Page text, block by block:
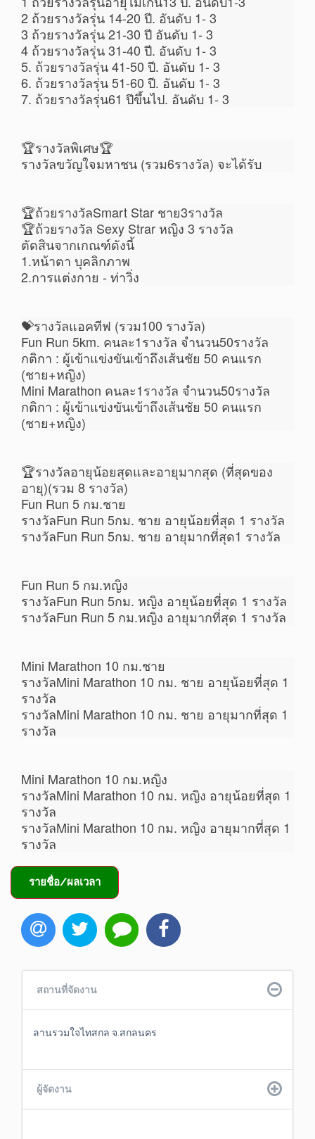
2 ถ้วยรางวัลรุ่น 14-20 ปี. อันดับ 1- 3
3 ถ้วยรางวัลรุ่น 21-30 ปี อันดับ 1- 3
4 ถ้วยรางวัลรุ่น 31-40 ปี. อันดับ 1- 3
5. ถ้วยรางวัลรุ่น 41-50 ปี. อันดับ 1- 3
6. ถ้วยรางวัลรุ่น 51-60 ปี. อันดับ 1- 3
7. ถ้วยรางวัลรุ่น61 ปีขึ้นไป. อันดับ 1- 3
🏆รางวัลพิเศษ🏆
รางวัลขวัญใจมหาชน (รวม6รางวัล) จะได้รับ
🏆ถ้วยรางวัลSmart Star ชาย3รางวัล
🏆ถ้วยรางวัล Sexy Strar หญิง 3 รางวัล
ตัดสินจากเกณฑ์ดังนี้
1.หน้าตา บุคลิกภาพ
2.การแต่งกาย - ท่าวิ่ง
💝รางวัลแอคทีฟ (รวม100 รางวัล)
Fun Run 5km. คนละ1รางวัล จำนวน50รางวัล
กติกา : ผู้เข้าแข่งขันเข้าถึงเส้นชัย 50 คนแรก
(ชาย+หญิง)
Mini Marathon คนละ1รางวัล จำนวน50รางวัล
กติกา : ผู้เข้าแข่งขันเข้าถึงเส้นชัย 50 คนแรก
(ชาย+หญิง)
🏆รางวัลอายุน้อยสุดและอายุมากสุด (ที่สุดของ
อายุ)(รวม 8 รางวัล)
Fun Run 5 กม.ชาย
รางวัลFun Run 5กม. ชาย อายุน้อยที่สุด 1 รางวัล
รางวัลFun Run 5กม. ชาย อายุมากที่สุด1 รางวัล
Fun Run 5 กม.หญิง
รางวัลFun Run 5กม. หญิง อายุน้อยที่สุด 1 รางวัล
รางวัลFun Run 5 กม.หญิง อายุมากที่สุด 1 รางวัล
Mini Marathon 10 กม.ชาย
รางวัลMini Marathon 10 กม. ชาย อายุน้อยที่สุด 1
รางวัล
รางวัลMini Marathon 10 กม. ชาย อายุมากที่สุด 1
รางวัล
Mini Marathon 10 กม.หญิง
รางวัลMini Marathon 10 กม. หญิง อายุน้อยที่สุด 1
รางวัล
รางวัลMini Marathon 10 กม. หญิง อายุมากที่สุด 1
รางวัล
รายชื่อ/ผลเวลา
สถานที่จัดงาน
ลานรวมใจไทสกล จ.สกลนคร
ผู้จัดงาน